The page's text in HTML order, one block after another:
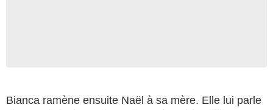
Bianca ramène ensuite Naël à sa mère. Elle lui parle